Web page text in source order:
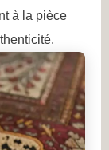
à la pièce